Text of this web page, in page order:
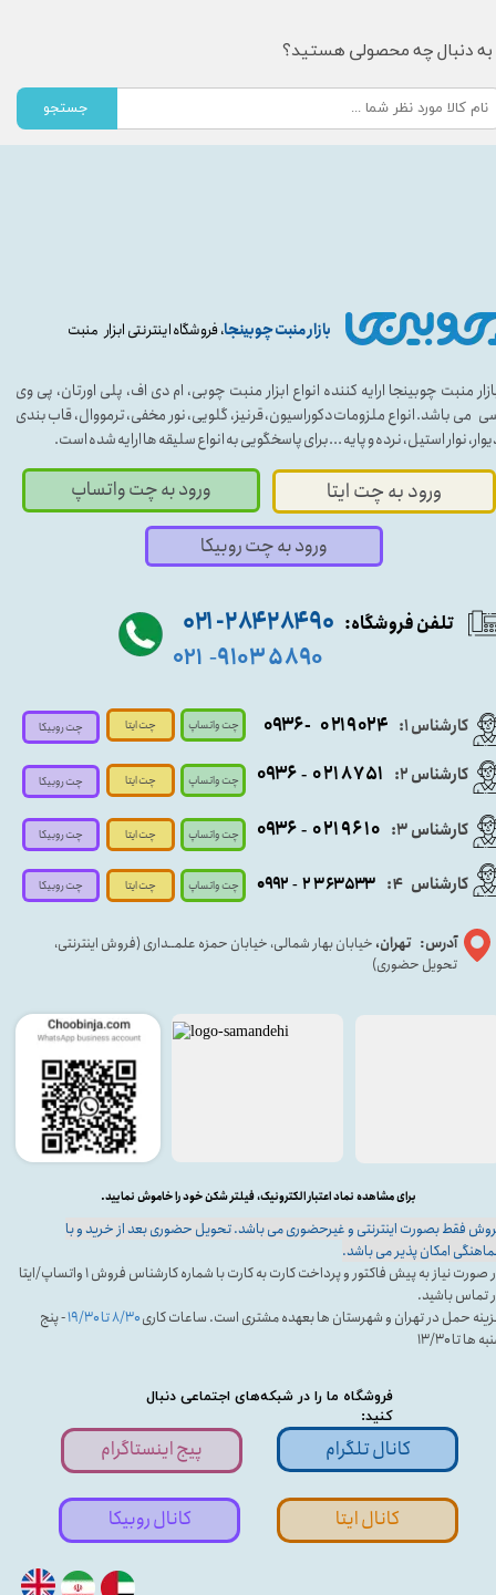
بازار منبت چوبینجا، فروشگاه اینترنتی ابزار منبت
فروشگاه ما را در شبکه‌های اجتماعی دنبال
کنید:
منبت چوبینجا ارایه کننده انواع ابزار منبت چوبی، ام دی اف، پلی اورتان، پی وی
می باشد. انواع ملزومات دکوراسیون، قرنیز، گلویی، نور مخفی، ترمووال، قاب بندی
نوار استیل، نرده و پایه ...برای پاسخگویی به انواع سلیقه ها ارایه شده است.
کارشناس ۱: ۰۲۱۹۰۲۴ - ۰۹۳۶
آدرس: تهران، خیابان بهار شمالی، خیابان حمزه علمــداری (فروش اینترنتی،
تحویل حضوری)
ورود به چت ایتا ورود به چت واتساپ
تلفن فروشگاه: ۹۰ ۲۸۴ ۲۸۴- ۰۲۱
۵۸۹۰ ۹۱۰۳ -۰۲۱
کارشناس ۳: ۰۲۱۹۶۱۰ -۰۹۳۶
فقط بصورت اینترنتی و غیرحضوری می باشد. تحویل حضوری بعد از خرید و با
امکان پذیر می باشد.
در صورت نیاز به پیش فاکتور و پرداخت کارت به کارت با شماره کارشناس فروش ۱ واتساپ/ایتا
تماس باشید.
حمل در تهران و شهرستان ها بعهده مشتری است. ساعات کاری۸/۳۰ تا ۱۹/۳۰
- پنج
ها تا ۱۳/۳۰
برای مشاهده نماد اعتبار الکترونیک، فیلتر شکن خود را خاموش نمایید.
پیج اینستاگرام کانال تلگرام
کارشناس ۲: ۰۲۱۸۷۵۱ - ۰۹۳۶
کانال ایتا کانال روبیکا
ورود به چت روبیکا
کارشناس 4
: ۲۳۶۳۵۳۳ - ۰۹۹۲
چت واتساپ
چت واتساپ
چت واتساپ
چت واتساپ
چت ایتا
چت ایتا
چت ایتا
چت ایتا
چت روبیکا
چت روبیکا
چت روبیکا
چت روبیکا
به دنبال چه محصولی هستید؟
جستجو